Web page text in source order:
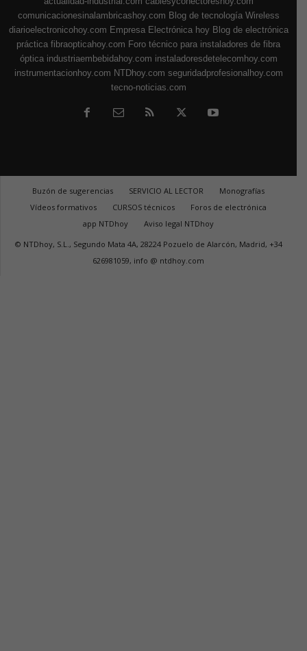
comunicacionesinalambricashoy.com Blog de tecnología Wireless
diarioelectronicohoy.com Empresa Electrónica hoy Blog de electrónica
práctica fibraopticahoy.com Foro técnico para instaladores de fibra
óptica industriaembebidahoy.com instaladoresdetelecomhoy.com
instrumentacionhoy.com NTDhoy.com seguridadprofesionalhoy.com
tecno-noticias.com
Buzón de sugerencias SERVICIO AL LECTOR
Monografías
Vídeos formativos
CURSOS técnicos
Foros de electrónica
app NTDhoy
Aviso legal NTDhoy
© NTDhoy, S.L., Segundo Mata 4A, 28224 Pozuelo de Alarcón, Madrid, +34
626981059, info @ ntdhoy.com